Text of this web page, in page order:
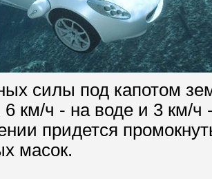
силы под капотом
6 км/ч - на воде и 3 км/
придется
масок.